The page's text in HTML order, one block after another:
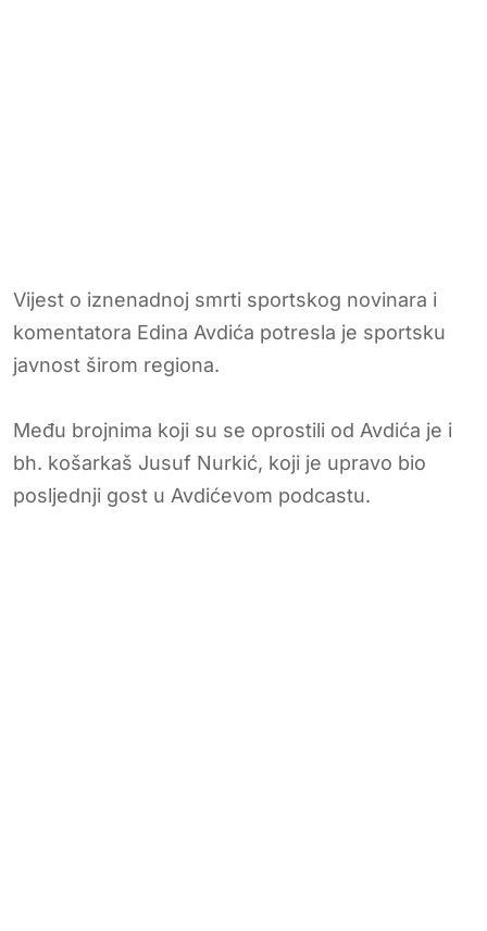
Vijest o iznenadnoj smrti sportskog novinara i
komentatora Edina Avdića potresla je sportsku
javnost širom regiona.
Među brojnima koji su se oprostili od Avdića je i
bh. košarkaš Jusuf Nurkić, koji je upravo bio
posljednji gost u Avdićevom podcastu.